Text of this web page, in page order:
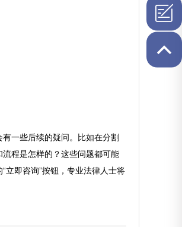
一些后续的疑问。比如在分割
程是怎样的？这些问题都可能
立即咨询”按钮，专业法律人士将